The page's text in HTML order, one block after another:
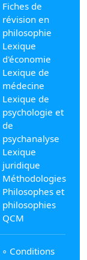
Fiches de
révision en
philosophie
Lexique
d'économie
Lexique de
médecine
Lexique de
psychologie et
de
psychanalyse
Lexique
juridique
Méthodologies
Philosophes et
philosophies
QCM
∘ Conditions